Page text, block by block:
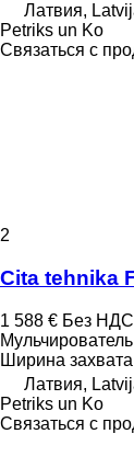
Латвия,
Petriks un Ko
Связаться с
2
Cita tehnika
1 588 € Без НДС
Ширина захвата
Латвия,
Petriks un Ko
Связаться с